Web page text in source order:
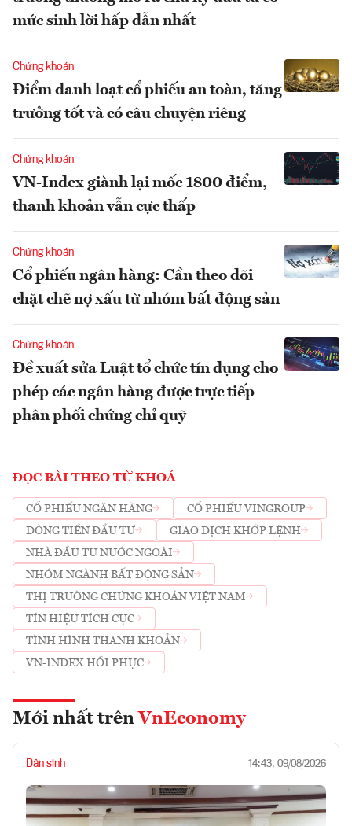
mức sinh lời hấp dẫn nhất
Chứng khoán
Điểm danh loạt cổ phiếu an toàn, tăng
trưởng tốt và có câu chuyện riêng
Chứng khoán
VN-Index giành lại mốc 1800 điểm,
thanh khoản vẫn cực thấp
Chứng khoán
Cổ phiếu ngân hàng: Cần theo dõi
chặt chẽ nợ xấu từ nhóm bất động sản
Chứng khoán
Đề xuất sửa Luật tổ chức tín dụng cho
phép các ngân hàng được trực tiếp
phân phối chứng chỉ quỹ
ĐỌC BÀI THEO TỪ KHOÁ
CỔ PHIẾU NGÂN HÀNG
CỔ PHIẾU VINGROUP
DÒNG TIỀN ĐẦU TƯ
GIAO DỊCH KHỚP LỆNH
NHÀ ĐẦU TƯ NƯỚC NGOÀI
NHÓM NGÀNH BẤT ĐỘNG SẢN
THỊ TRƯỜNG CHỨNG KHOÁN VIỆT NAM
TÍN HIỆU TÍCH CỰC
TÌNH HÌNH THANH KHOẢN
VN-INDEX HỒI PHỤC
Mới nhất trên VnEconomy
Dân sinh 14:43, 09/08/2026